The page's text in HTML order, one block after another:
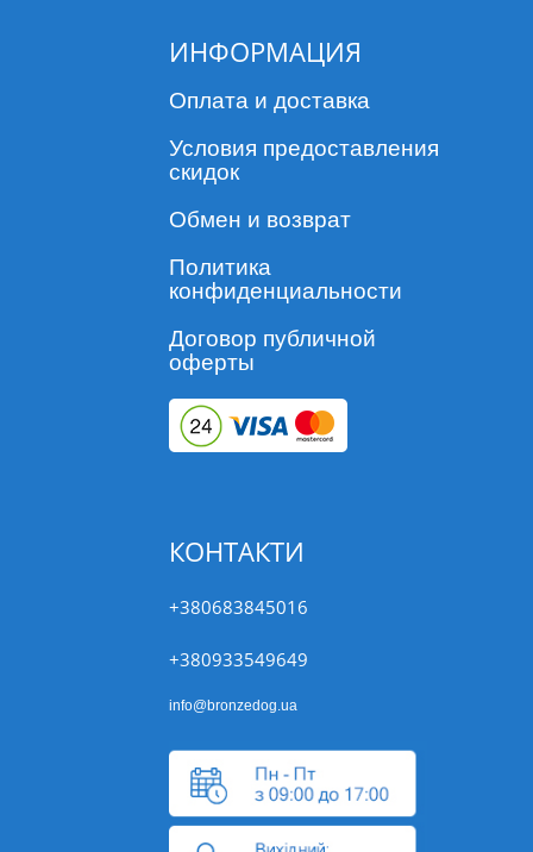
ИНФОРМАЦИЯ
Оплата и доставка
Условия предоставления
скидок
Обмен и возврат
Политика
конфиденциальности
Договор публичной
оферты
КОНТАКТИ
+380683845016
+380933549649
info@bronzedog.ua